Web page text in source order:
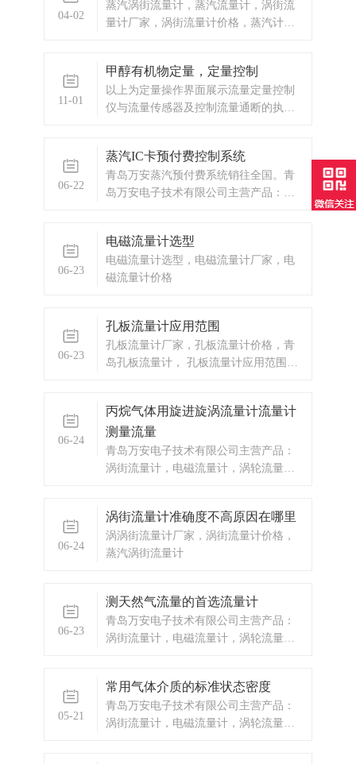
04-02
蒸汽涡街流量计，蒸汽流量计，涡街流
量计厂家，涡街流量计价格，蒸汽计量
11-01
甲醇有机物定量，定量控制
以上为定量操作界面展示流量定量控制
仪与流量传感器及控制流量通断的执行
统。本流量定量控制仪按输入信号分为
频率脉冲输入型和流量变送信号输入型
两种供用户选择订购。本流量定量控制
06-22
蒸汽IC卡预付费控制系统
青岛万安蒸汽预付费系统销往全国。青
岛万安电子技术有限公司主营产品：涡
厂家，ic卡预付费系统，蒸汽预付费系
统，显示仪表，热量表，差压式仪表，
分析仪器，水质监测设备，压力仪表
06-23
电磁流量计选型
电磁流量计选型，电磁流量计厂家，电
磁流量计价格
06-23
孔板流量计应用范围
孔板流量计厂家，孔板流量计价格，青
岛孔板流量计， 孔板流量计应用范围比
泛适用于冶金、电力、煤炭、化工、石
油、交通、建筑、轻纺、食品、医药、
农业、环境保护及人民日常生活等国民
经济各个领域。能源计量能源分为一次
06-24
丙烷气体用旋进旋涡流量计流量计
测量流量
青岛万安电子技术有限公司主营产品：
涡街流量计，电磁流量计，涡轮流量
等，以及承接电气自动化项目。
06-24
涡街流量计准确度不高原因在哪里
涡涡街流量计厂家，涡街流量计价格，
蒸汽涡街流量计
06-23
测天然气流量的首选流量计
青岛万安电子技术有限公司主营产品：
涡街流量计，电磁流量计，涡轮流量
等，以及承接电气自动化项目。欢迎来
电咨询。
05-21
常用气体介质的标准状态密度
青岛万安电子技术有限公司主营产品：
涡街流量计，电磁流量计，涡轮流量